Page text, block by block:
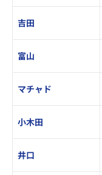
吉田
富山
マチャド
小木田
井口